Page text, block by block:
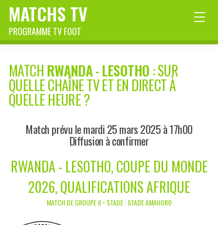
MATCHS TV
PROGRAMME TV FOOT
MATCH RWANDA-LESOTHO: SUR
QUELLE CHAÎNE TV ET EN DIRECT À
QUELLE HEURE ?
Match prévu le mardi 25 mars 2025 à 17h00
Diffusion à confirmer
RWANDA - LESOTHO, COUPE DU MONDE
2026, QUALIFICATIONS AFRIQUE
MATCH DE GROUPE 6 • STADE : STADE AMAHORO